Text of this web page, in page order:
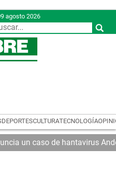
agosto 2026
DEPORTESCULTURATECNOLOGÍA
un caso de hantavirus